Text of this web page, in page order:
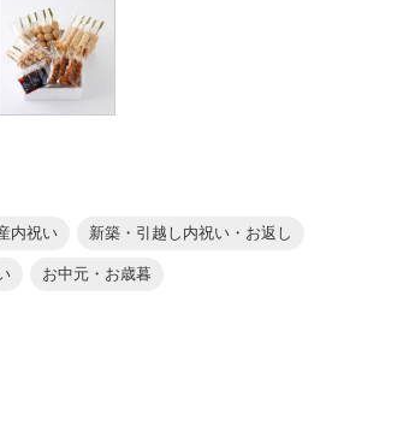
内祝い 新築・引越し内祝い・お返し
お中元・お歳暮